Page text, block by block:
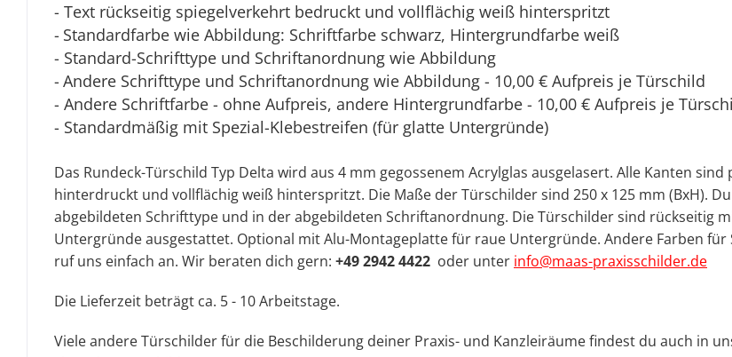
- Text rückseitig spiegelverkehrt bedruckt und vollflächig weiß hinterspritzt
- Standardfarbe wie Abbildung: Schriftfarbe schwarz, Hintergrundfarbe weiß
- Standard-Schrifttype und Schriftanordnung wie Abbildung
- Andere Schrifttype und Schriftanordnung wie Abbildung - 10,00 € Aufpreis je Türschild
- Andere Schriftfarbe - ohne Aufpreis, andere Hintergrundfarbe - 10,00 € Aufpreis je
- Standardmäßig mit Spezial-Klebestreifen (für glatte Untergründe)
Das Rundeck-Türschild Typ Delta wird aus 4 mm gegossenem Acrylglas ausgelasert. Alle Kanten
hinterdruckt und vollflächig weiß hinterspritzt. Die Maße der Türschilder sind 250 x 125 mm (BxH).
abgebildeten Schrifttype und in der abgebildeten Schriftanordnung. Die Türschilder sind rückseitig
Untergründe ausgestattet. Optional mit Alu-Montageplatte für raue Untergründe. Andere Farben
ruf uns einfach an. Wir beraten dich gern: +49 2942 4422 oder unter info@maas-praxisschilder.de
Die Lieferzeit beträgt ca. 5 - 10 Arbeitstage.
Viele andere Türschilder für die Beschilderung deiner Praxis- und Kanzleiräume findest du auch in